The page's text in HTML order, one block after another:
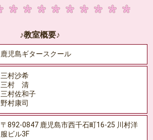
♪教室概要♪
鹿児島ギタースクール
三村沙希
三村 清
三村佐和子
野村康司
〒892-0847 鹿児島市西千石町16-25 川村洋
服ビル3F